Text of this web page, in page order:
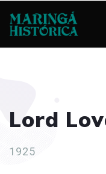
Lord
1925